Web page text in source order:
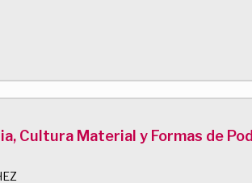
Cultura Material y Formas de